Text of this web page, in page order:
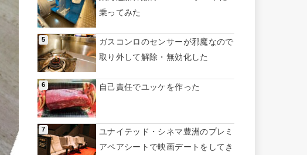
乗ってみた
ガスコンロのセンサーが邪魔なので
取り外して解除・無効化した
自己責任でユッケを作った
ユナイテッド・シネマ豊洲のプレミ
アペアシートで映画デートをしてき